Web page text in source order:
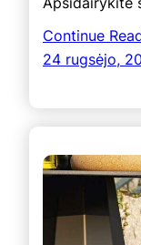
Continue
24 rugsėjo,